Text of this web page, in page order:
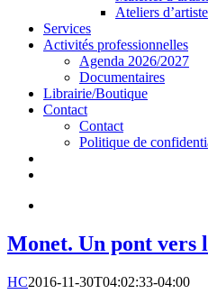
Ateliers
Services
Activités professionnelles
Agenda 2026/2027
Documentaires
Librairie/Boutique
Contact
Contact
Politique de
Monet. Un pont vers
HC2016-11-30T04:02:33-04:00